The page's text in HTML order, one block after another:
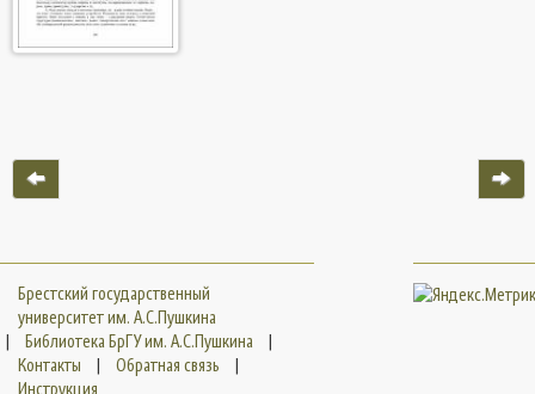
Брестский государственный
университет им. А.С.Пушкина
|
Библиотека БрГУ им. А.С.Пушкина
|
Контакты
| Обратная связь
|
Инструкция